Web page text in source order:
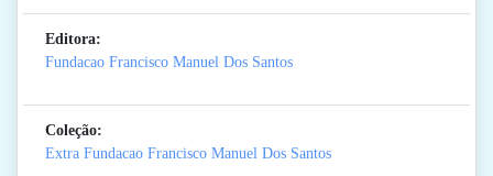
Editora:
Fundacao Francisco Manuel Dos Santos
Coleção:
Extra Fundacao Francisco Manuel Dos Santos